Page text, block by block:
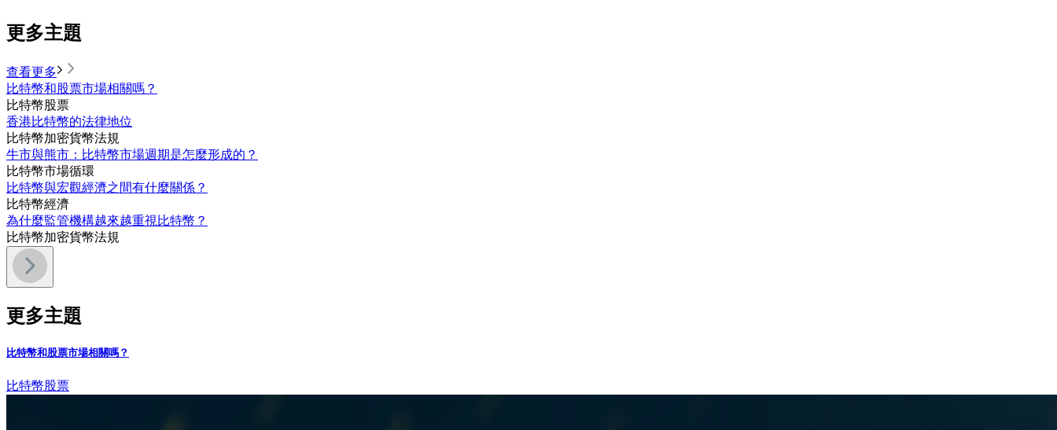
更多主題
查看更多
比特幣和股票市場相關嗎？
比特幣股票
香港比特幣的法律地位
比特幣加密貨幣法規
牛市與熊市：比特幣市場週期是怎麼形成的？
比特幣市場循環
比特幣與宏觀經濟之間有什麼關係？
比特幣經濟
為什麼監管機構越來越重視比特幣？
比特幣加密貨幣法規
更多主題
比特幣和股票市場相關嗎？
比特幣股票